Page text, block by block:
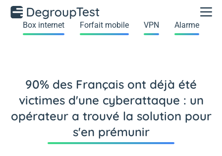
Box internet Forfait mobile VPN Alarme
90% des Français ont déjà été
victimes d'une cyberattaque : un
opérateur a trouvé la solution pour
s'en prémunir